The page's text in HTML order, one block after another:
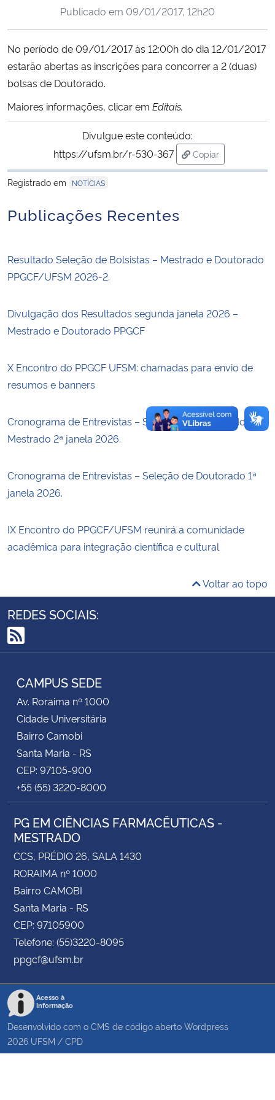
Ministério da Cidadania
Ministério da Ciência, Tecnologia, Inovações e Comunicações
Ministério do Meio Ambiente
Ministério do Turismo
Secretaria de Governo
Gabinete de Segurança Institucional
Banco Central do Brasil
Publicado em 09/01/2017, 12h20
No período de 09/01/2017 às 12:00h do dia 12/01/2017
estarão abertas as inscrições para concorrer a 2 (duas)
bolsas de Doutorado.
Maiores informações, clicar em Editais.
Divulgue este conteúdo:
https://ufsm.br/r-530-367
Copiar
para área de
Registrado em
NOTÍCIAS
Publicações Recentes
Resultado Seleção de Bolsistas – Mestrado e Doutorado
PPGCF/UFSM 2026-2.
Divulgação dos Resultados segunda janela 2026 –
Mestrado e Doutorado PPGCF
X Encontro do PPGCF UFSM: chamadas para envio de
resumos e banners
Cronograma de Entrevistas – Seleção de Doutorado e
Mestrado 2ª janela 2026.
Cronograma de Entrevistas – Seleção de Doutorado 1ª
janela 2026.
IX Encontro do PPGCF/UFSM reunirá a comunidade
acadêmica para integração científica e cultural
Voltar ao topo
REDES SOCIAIS:
RSS
CAMPUS SEDE
Av. Roraima nº 1000
Cidade Universitária
Bairro Camobi
Santa Maria - RS
CEP: 97105-900
+55 (55) 3220-8000
PG EM CIÊNCIAS FARMACÊUTICAS -
MESTRADO
CCS, PRÉDIO 26, SALA 1430
RORAIMA nº 1000
Bairro CAMOBI
Santa Maria - RS
CEP: 97105900
Telefone: (55)3220-8095
ppgcf@ufsm.br
Acesso à
Informação
Desenvolvido com o CMS de código aberto Wordpress
2026 UFSM / CPD